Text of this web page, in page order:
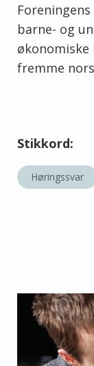
barne- og
økonomiske
fremme
Stikkord:
Høringssvar